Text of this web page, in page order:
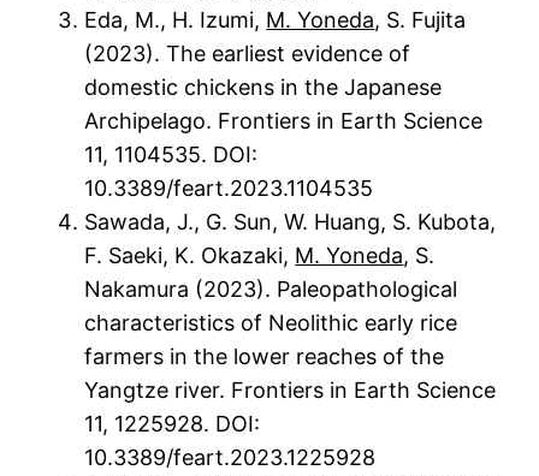
Eda, M., H. Izumi, M. Yoneda, S. Fujita
(2023). The earliest evidence of
domestic chickens in the Japanese
Archipelago. Frontiers in Earth Science
11, 1104535. DOI:
10.3389/feart.2023.1104535
Sawada, J., G. Sun, W. Huang, S. Kubota,
F. Saeki, K. Okazaki, M. Yoneda, S.
Nakamura (2023). Paleopathological
characteristics of Neolithic early rice
farmers in the lower reaches of the
Yangtze river. Frontiers in Earth Science
11, 1225928. DOI:
10.3389/feart.2023.1225928